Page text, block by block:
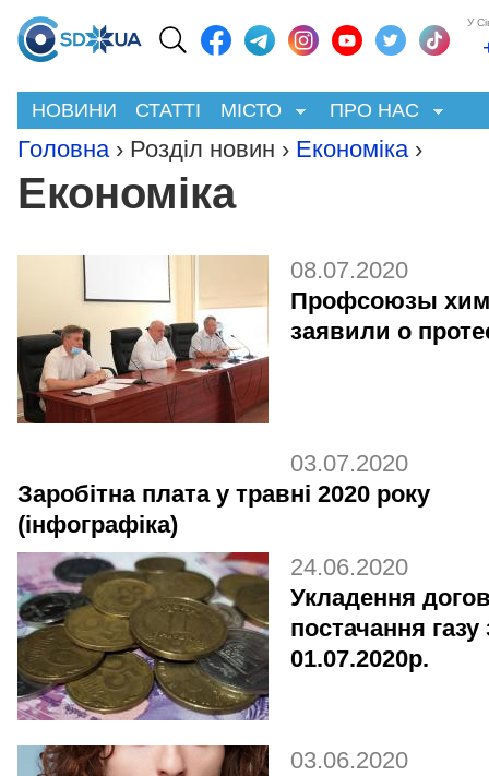
У
НОВИНИ СТАТТІ МІСТО ПРО НАС
Головна › Розділ новин › Економіка ›
Економіка
08.07.2020
Профсоюзы
заявили о
03.07.2020
Заробітна плата у травні 2020 року
(інфографіка)
24.06.2020
Укладення
постачання газу
01.07.2020р.
03.06.2020